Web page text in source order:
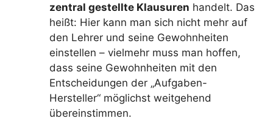
zentral gestellte Klausuren handelt. Das
heißt: Hier kann man sich nicht mehr auf
den Lehrer und seine Gewohnheiten
einstellen – vielmehr muss man hoffen,
dass seine Gewohnheiten mit den
Entscheidungen der „Aufgaben-
Hersteller“ möglichst weitgehend
übereinstimmen.